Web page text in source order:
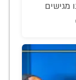
מגישים